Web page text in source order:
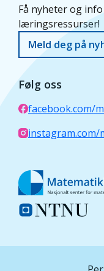
Få nyheter og
læringsressurser!
Meld deg på
Følg oss
facebook.com/